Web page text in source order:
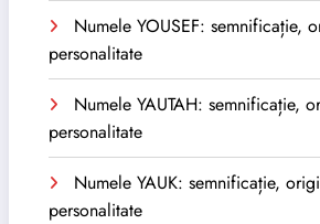
Numele YOUSEF: semnificație,
personalitate
Numele YAUTAH: semnificație,
personalitate
Numele YAUK: semnificație,
personalitate